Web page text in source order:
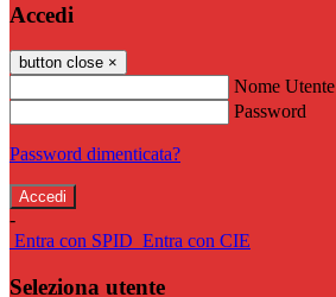
Accedi
button close ×
Nome Utente
Password
Password dimenticata?
-
Entra con SPID Entra con CIE
Seleziona utente